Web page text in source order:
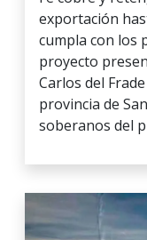
exportación
cumpla con los
proyecto
Carlos del
provincia de
soberanos del